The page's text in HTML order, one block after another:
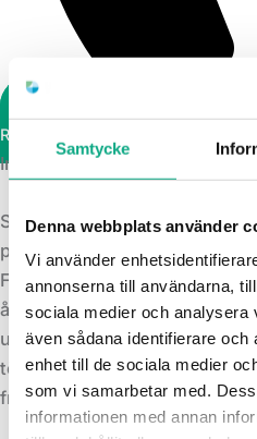
Samtycke
Denna webbplats använder
Vi använder
annonserna till användarna,
sociala medier och analysera
även sådana identifierare och
enhet till de sociala medier
som vi samarbetar med.
informationen med annan
Ring kundtjänst
Inte en förmedlingstjänst
Slamsugning i Partille utan
prispåslag
För restauranger som
återkommande är
underleverantörer mellan dig
tömningar ringer du 010
från Göteborg så fort som